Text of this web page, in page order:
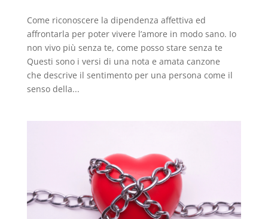
Come riconoscere la dipendenza affettiva ed
affrontarla per poter vivere l’amore in modo sano. Io
non vivo più senza te, come posso stare senza te
Questi sono i versi di una nota e amata canzone
che descrive il sentimento per una persona come il
senso della...